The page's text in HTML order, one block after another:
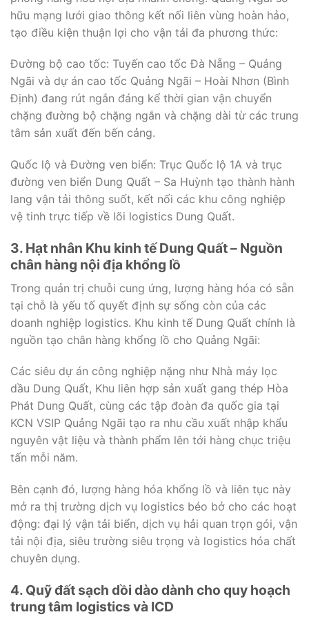
hữu mạng lưới giao thông kết nối liên vùng hoàn hảo,
tạo điều kiện thuận lợi cho vận tải đa phương thức:
Đường bộ cao tốc: Tuyến cao tốc Đà Nẵng – Quảng
Ngãi và dự án cao tốc Quảng Ngãi – Hoài Nhơn (Bình
Định) đang rút ngắn đáng kể thời gian vận chuyển
chặng đường bộ chặng ngắn và chặng dài từ các trung
tâm sản xuất đến bến cảng.
Quốc lộ và Đường ven biển: Trục Quốc lộ 1A và trục
đường ven biển Dung Quất – Sa Huỳnh tạo thành hành
lang vận tải thông suốt, kết nối các khu công nghiệp
vệ tinh trực tiếp về lõi logistics Dung Quất.
3. Hạt nhân Khu kinh tế Dung Quất – Nguồn
chân hàng nội địa khổng lồ
Trong quản trị chuỗi cung ứng, lượng hàng hóa có sẵn
tại chỗ là yếu tố quyết định sự sống còn của các
doanh nghiệp logistics. Khu kinh tế Dung Quất chính là
nguồn tạo chân hàng khổng lồ cho Quảng Ngãi:
Các siêu dự án công nghiệp nặng như Nhà máy lọc
dầu Dung Quất, Khu liên hợp sản xuất gang thép Hòa
Phát Dung Quất, cùng các tập đoàn đa quốc gia tại
KCN VSIP Quảng Ngãi tạo ra nhu cầu xuất nhập khẩu
nguyên vật liệu và thành phẩm lên tới hàng chục triệu
tấn mỗi năm.
Bên cạnh đó, lượng hàng hóa khổng lồ và liên tục này
mở ra thị trường dịch vụ logistics béo bở cho các hoạt
động: đại lý vận tải biển, dịch vụ hải quan trọn gói, vận
tải nội địa, siêu trường siêu trọng và logistics hóa chất
chuyên dụng.
4. Quỹ đất sạch dồi dào dành cho quy hoạch
trung tâm logistics và ICD